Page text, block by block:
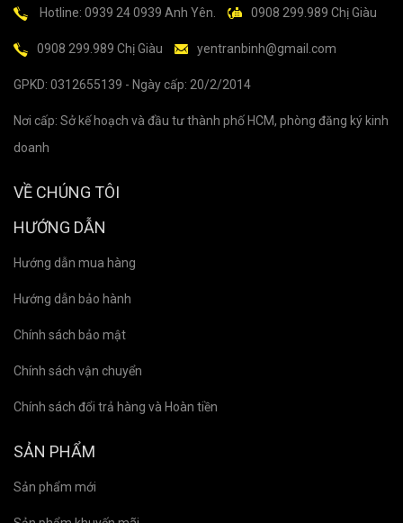
Hotline: 0939 24 0939 Anh Yên. 0908 299.989 Chị Giàu
0908 299.989 Chị Giàu yentranbinh@gmail.com
GPKD: 0312655139 - Ngày cấp: 20/2/2014
Nơi cấp: Sở kế hoạch và đầu tư thành phố HCM, phòng đăng ký kinh
doanh
VỀ CHÚNG TÔI
HƯỚNG DẪN
Hướng dẫn mua hàng
Hướng dẫn bảo hành
Chính sách bảo mật
Chính sách vận chuyển
Chính sách đổi trả hàng và Hoàn tiền
SẢN PHẨM
Sản phẩm mới